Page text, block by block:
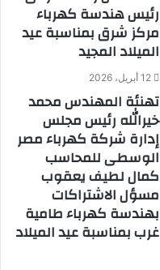
رئيس هندسة كهرباء
مركز شرق بمناسبة عيد
الميلاد المجيد
12 أبريل، 2026
تهنئة المهندس محمد
خيرالله رئيس مجلس
إدارة شركة كهرباء مصر
الوسطى للمحاسب
كمال لطيف يعقوب
مسؤل الاشتراكات
بهندسة كهرباء طامية
غرب بمناسبة عيد الميلاد